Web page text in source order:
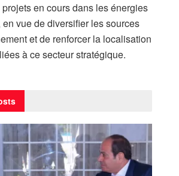
en cours dans les énergies
vue de diversifier les sources
et de renforcer la localisation
à ce secteur stratégique.